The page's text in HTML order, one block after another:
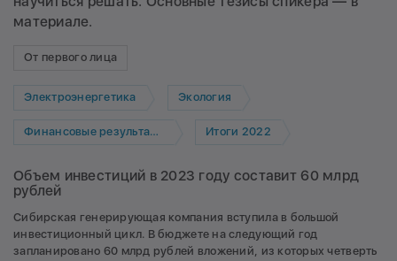
материале.
От первого лица
Электроэнергетика Экология
Финансовые результаты Итоги 2022
Объем инвестиций в 2023 году составит 60 млрд
рублей
Сибирская генерирующая компания вступила в большой
инвестиционный цикл. В бюджете на следующий год
запланировано 60 млрд рублей вложений, из которых четверть